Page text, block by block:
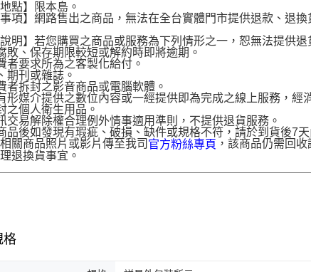
點】限本島。
項】網路售出之商品，無法在全台實體門市提供退款、退
明】若您購買之商品或服務為下列情形之一，恕無法提供退
敗、保存期限較短或解約時即將逾期。
者要求所為之客製化給付。
期刊或雜誌。
者拆封之影音商品或電腦軟體。
形媒介提供之數位內容或一經提供即為完成之線上服務，經
之個人衛生用品。
交易解除權合理例外情事適用準則，不提供退貨服務。
品後如發現有瑕疵、破損、缺件或規格不符，請於到貨後7
關商品照片或影片傳至我司 官方粉絲專頁 ，該商品仍需回
退換貨事宜。
格